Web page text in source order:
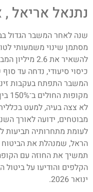
נתנאל אריאל
שנה לאחר המשבר הגדול
מסתמן שינוי משמעותי
להשאיר את
כיסוי סיעודי, נדחה עד סוף שנת
המשבר התפתח בעקבות
מבוטחים, ידועה לאורך
הראל, שמנהלת את הביטוח
תמשיך את החוזה עם
הקלפים והודיעו על ביטול
ינואר 2026.